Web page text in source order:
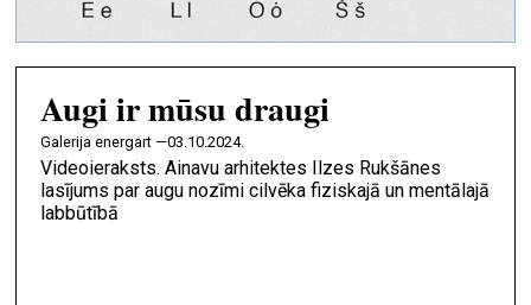
Augi ir mūsu draugi
galerija energart —03.10.2024.
Videoieraksts. Ainavu arhitektes Ilzes Rukšānes
lasījums par augu nozīmi cilvēka fiziskajā un mentālajā
labbūtībā